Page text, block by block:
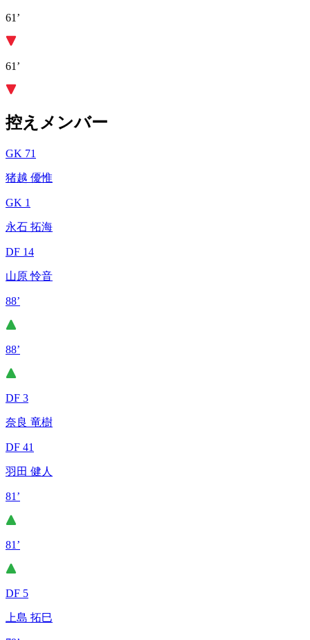
61’
61’
控えメンバー
GK 71
猪越 優惟
GK 1
永石 拓海
DF 14
山原 怜音
88’
88’
DF 3
奈良 竜樹
DF 41
羽田 健人
81’
81’
DF 5
上島 拓巳